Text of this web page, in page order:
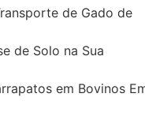
de Gado de
de Solo na Sua
em Bovinos